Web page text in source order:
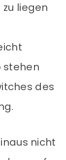
liegen
stehen
des
nicht